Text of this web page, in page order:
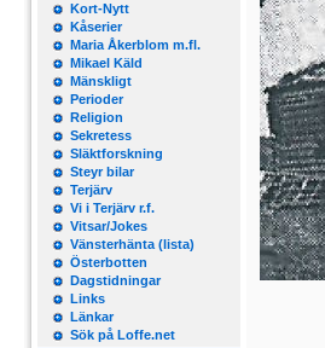
Kort-Nytt
Kåserier
Maria Åkerblom m.fl.
Mikael Käld
Mänskligt
Perioder
Religion
Sekretess
Släktforskning
Steyr bilar
Terjärv
Vi i Terjärv r.f.
Vitsar/Jokes
Vänsterhänta (lista)
Österbotten
Dagstidningar
Links
Länkar
Sök på Loffe.net